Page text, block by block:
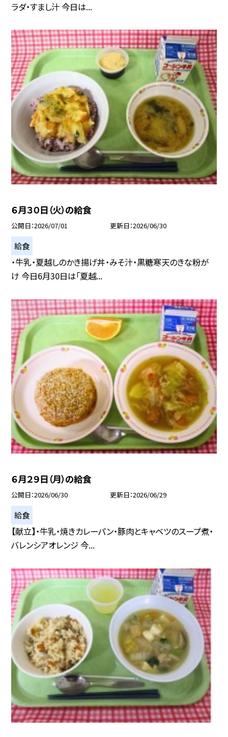
ラダ・すまし汁 今日は...
６月３０日（火）の給食
公開日 2026/07/01 更新日 2026/06/30
給食
・牛乳・夏越しのかき揚げ丼・みそ汁・黒糖寒天のきな粉が
け 今日6月30日は「夏越...
６月２９日（月）の給食
公開日 2026/06/30 更新日 2026/06/29
給食
【献立】・牛乳・焼きカレーパン・豚肉とキャベツのスープ煮・
バレンシアオレンジ 今...